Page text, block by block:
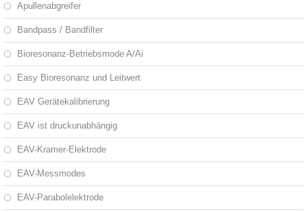
Apullenabgreifer
Bandpass / Bandfilter
Bioresonanz-Betriebsmode A/Ai
Easy Bioresonanz und Leitwert
EAV Gerätekalibrierung
EAV ist druckunabhängig
EAV-Kramer-Elektrode
EAV-Messmodes
EAV-Parabolelektrode